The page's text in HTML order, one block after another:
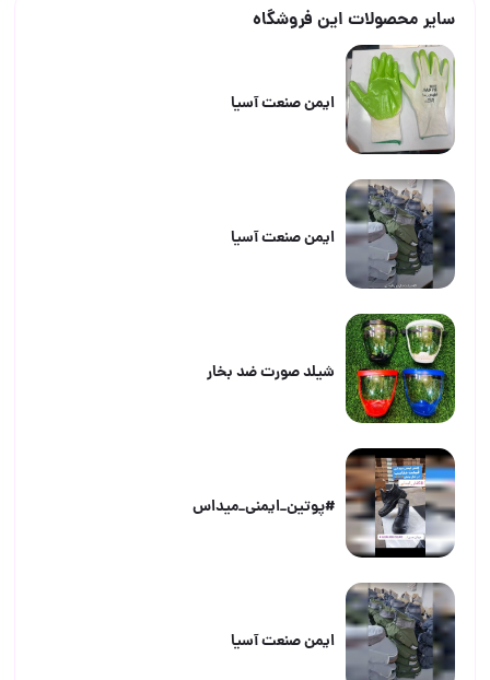
سایر محصولات این فروشگاه
ایمن صنعت آسیا
ایمن صنعت آسیا
شیلد صورت ضد بخار
#پوتین_ایمنی_میداس
ایمن صنعت آسیا